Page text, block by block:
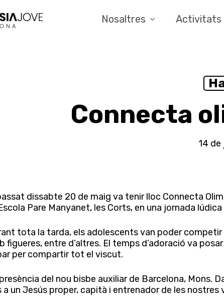
Nosaltres Activitats
Connecta
14
dissabte 20 de maig va tenir lloc Connecta
Pare Manyanet, les Corts, en una jornada
tota la tarda, els adolescents van poder
figueres, entre d’altres. El temps d’adoració va
per compartir tot el viscut.
del nou bisbe auxiliar de Barcelona, Mons.
a un Jesús proper, capità i entrenador de les nostres